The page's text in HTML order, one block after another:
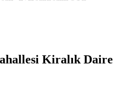
Kiralık Daire